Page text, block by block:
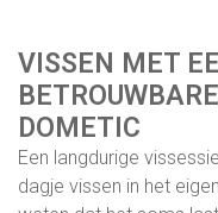
VISSEN MET
DOMETIC
Een langdurige
dagje vissen in het